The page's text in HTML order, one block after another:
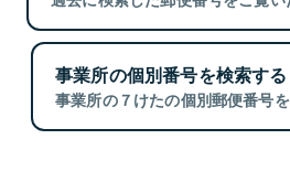
事業所の個別番号を検索する
事業所の７けたの個別郵便番号を